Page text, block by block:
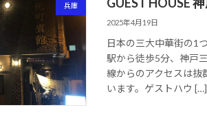
兵庫
2025年4月19日
日本の三大中華街の1
駅から徒歩5分、神戸
線からのアクセスは抜
います。ゲストハウ […]